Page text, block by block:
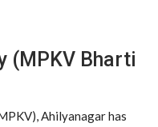
(MPKV Bharti
Ahilyanagar has